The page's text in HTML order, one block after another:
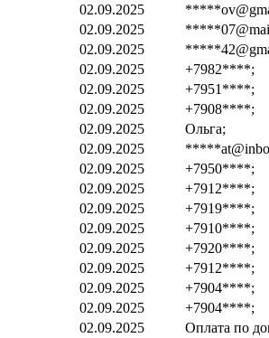
02.09.2025
02.09.2025
02.09.2025
02.09.2025
+7982****;
02.09.2025
+7951****;
02.09.2025
+7908****;
02.09.2025
Ольга;
02.09.2025
02.09.2025
+7950****;
02.09.2025
+7912****;
02.09.2025
+7919****;
02.09.2025
+7910****;
02.09.2025
+7920****;
02.09.2025
+7912****;
02.09.2025
+7904****;
02.09.2025
+7904****;
02.09.2025
Оплата по